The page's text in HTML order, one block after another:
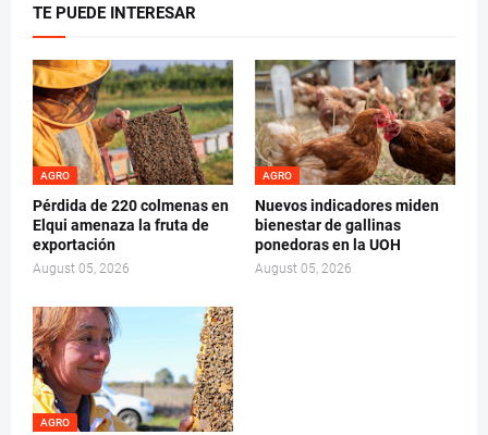
TE PUEDE INTERESAR
AGRO
Pérdida de 220 colmenas en
Elqui amenaza la fruta de
exportación
August 05, 2026
AGRO
Nuevos indicadores miden
bienestar de gallinas
ponedoras en la UOH
August 05, 2026
AGRO